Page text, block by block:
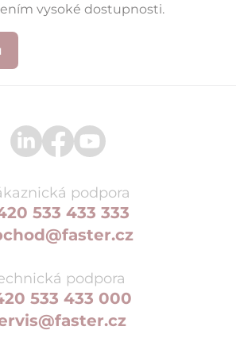
vysoké dostupnosti.
podpora
533 433 333
podpora
533 433 000